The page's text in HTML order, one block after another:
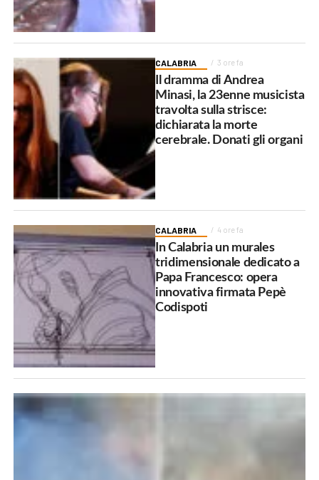
CALABRIA 3 ore fa
Il dramma di Andrea
Minasi, la 23enne musicista
travolta sulla strisce:
dichiarata la morte
cerebrale. Donati gli organi
CALABRIA 4 ore fa
In Calabria un murales
tridimensionale dedicato a
Papa Francesco: opera
innovativa firmata Pepè
Codispoti